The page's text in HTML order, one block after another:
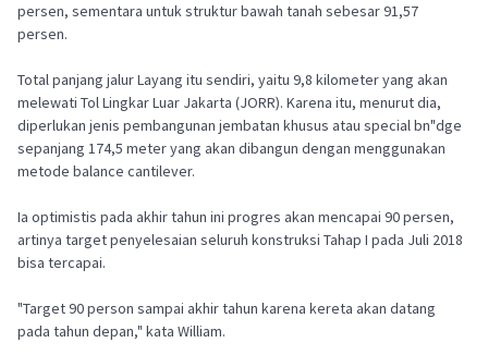
persen, sementara untuk struktur bawah tanah sebesar 91,57
persen.
Total panjang jalur Layang itu sendiri, yaitu 9,8 kilometer yang akan
melewati Tol Lingkar Luar Jakarta (JORR). Karena itu, menurut dia,
diperlukan jenis pembangunan jembatan khusus atau special bn"dge
sepanjang 174,5 meter yang akan dibangun dengan menggunakan
metode balance cantilever.
Ia optimistis pada akhir tahun ini progres akan mencapai 90 persen,
artinya target penyelesaian seluruh konstruksi Tahap I pada Juli 2018
bisa tercapai.
"Target 90 person sampai akhir tahun karena kereta akan datang
pada tahun depan," kata William.